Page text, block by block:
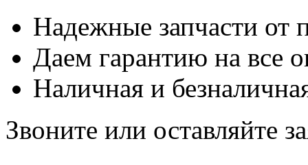
Надежные запчасти от
Даем гарантию на все
Наличная и
Звоните или оставляйте